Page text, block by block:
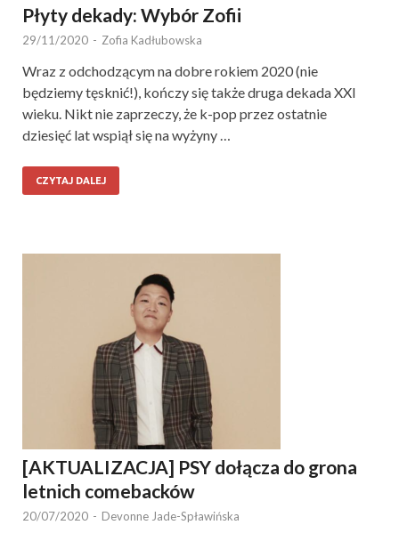
Płyty dekady: Wybór Zofii
29/11/2020 - Zofia Kadłubowska
Wraz z odchodzącym na dobre rokiem 2020 (nie
będziemy tęsknić!), kończy się także druga dekada XXI
wieku. Nikt nie zaprzeczy, że k-pop przez ostatnie
dziesięć lat wspiął się na wyżyny …
CZYTAJ DALEJ
[AKTUALIZACJA] PSY dołącza do grona
letnich comebacków
20/07/2020 - Devonne Jade-Spławińska